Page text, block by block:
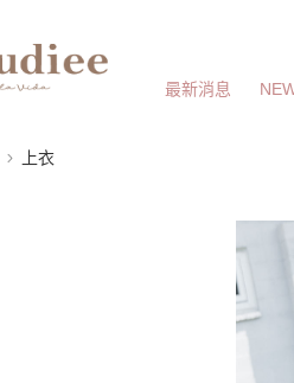
最新消息
上衣